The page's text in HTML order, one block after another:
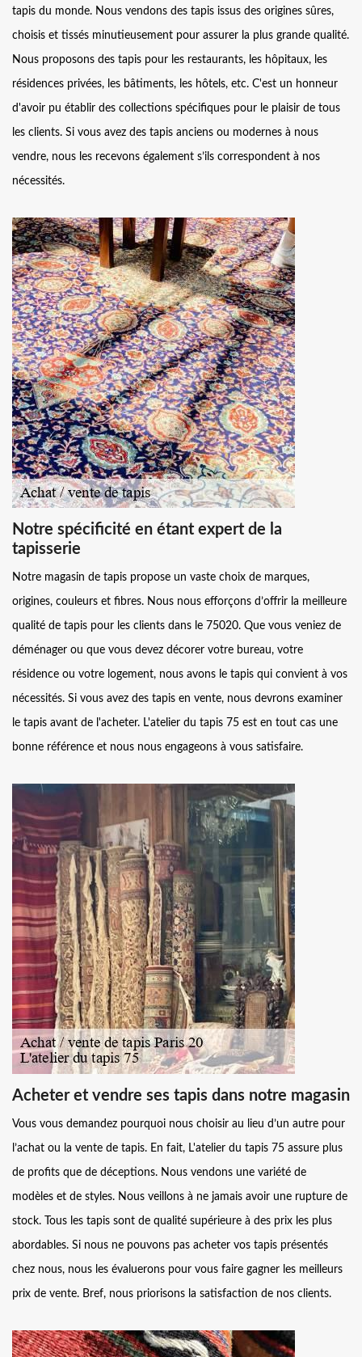
tapis du monde. Nous vendons des tapis issus des origines sûres,
choisis et tissés minutieusement pour assurer la plus grande qualité.
Nous proposons des tapis pour les restaurants, les hôpitaux, les
résidences privées, les bâtiments, les hôtels, etc. C'est un honneur
d'avoir pu établir des collections spécifiques pour le plaisir de tous
les clients. Si vous avez des tapis anciens ou modernes à nous
vendre, nous les recevons également s’ils correspondent à nos
nécessités.
Notre spécificité en étant expert de la
tapisserie
Notre magasin de tapis propose un vaste choix de marques,
origines, couleurs et fibres. Nous nous efforçons d’offrir la meilleure
qualité de tapis pour les clients dans le 75020. Que vous veniez de
déménager ou que vous devez décorer votre bureau, votre
résidence ou votre logement, nous avons le tapis qui convient à vos
nécessités. Si vous avez des tapis en vente, nous devrons examiner
le tapis avant de l'acheter. L'atelier du tapis 75 est en tout cas une
bonne référence et nous nous engageons à vous satisfaire.
Acheter et vendre ses tapis dans notre magasin
Vous vous demandez pourquoi nous choisir au lieu d’un autre pour
l’achat ou la vente de tapis. En fait, L'atelier du tapis 75 assure plus
de profits que de déceptions. Nous vendons une variété de
modèles et de styles. Nous veillons à ne jamais avoir une rupture de
stock. Tous les tapis sont de qualité supérieure à des prix les plus
abordables. Si nous ne pouvons pas acheter vos tapis présentés
chez nous, nous les évaluerons pour vous faire gagner les meilleurs
prix de vente. Bref, nous priorisons la satisfaction de nos clients.